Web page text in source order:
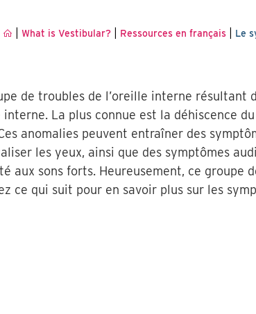
What is Vestibular?| Ressources en français| Le
de troubles de l’oreille interne résultant
La plus connue est la déhiscence
anomalies peuvent entraîner des
les yeux, ainsi que des symptômes
aux sons forts. Heureusement, ce groupe
ce qui suit pour en savoir plus sur les